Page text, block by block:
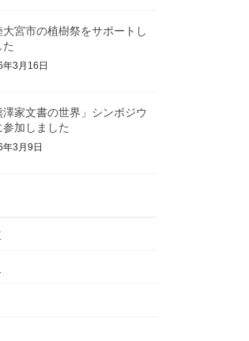
大宮市の植樹祭をサポートし
た
年3月16日
澤家文書の世界」シンポジウ
参加しました
年3月9日